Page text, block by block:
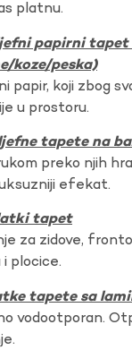
platnu.
papirni tapet
koze/peska)
papir, koji zbog
u prostoru.
tapete na
preko njih
efekat.
tapet
za zidove,
plocice.
tapete sa
vodootporan.